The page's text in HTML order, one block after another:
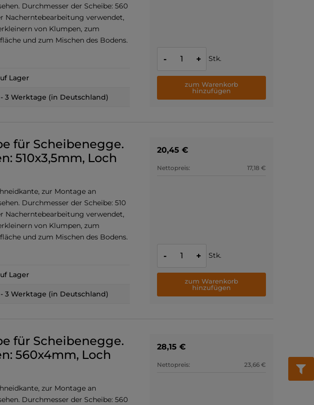
Durchmesser der Scheibe: 560
Nacherntebearbeitung verwendet,
von Klumpen, zum
und zum Mischen des Bodens.
Lager
- 3 Werktage (in Deutschland)
- + Stk.
zum Warenkorb
hinzufügen
für Scheibenegge.
510x3,5mm, Loch
zur Montage an
Durchmesser der Scheibe: 510
Nacherntebearbeitung verwendet,
von Klumpen, zum
und zum Mischen des Bodens.
Lager
- 3 Werktage (in Deutschland)
20,45 €
Nettopreis: 17,18 €
- + Stk.
zum Warenkorb
hinzufügen
für Scheibenegge.
560x4mm, Loch
zur Montage an
Durchmesser der Scheibe: 560
28,15 €
Nettopreis: 23,66 €